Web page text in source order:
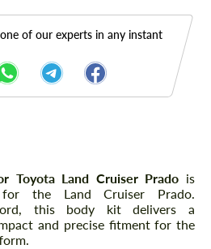
of our experts in any instant
Toyota Land Cruiser Prado is
for the Land Cruiser Prado.
this body kit delivers a
and precise fitment for the